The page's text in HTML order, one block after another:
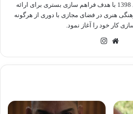
رسانه کاشمر سلام، از سال 1398 با هدف فراهم سازی بستری برای ارائه
هنری در فضای مجازی با دوری از هرگونه
کار خود را آغاز نمود.
وبسایت